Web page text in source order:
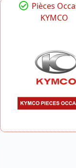
Pièces
KYMCO